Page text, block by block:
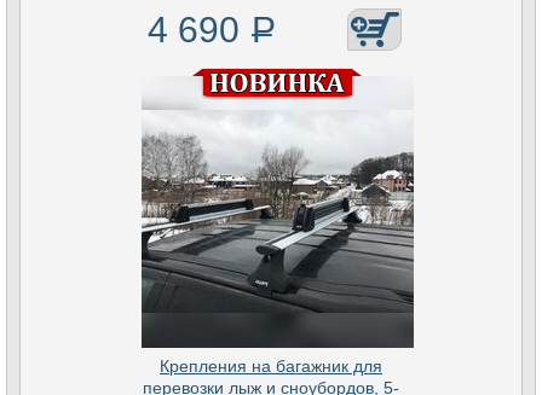
4 690 Р
Крепления на багажник для
перевозки лыж и сноубордов, 5-